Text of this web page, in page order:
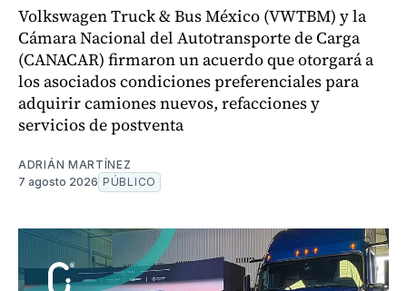
Volkswagen Truck & Bus México (VWTBM) y la
Cámara Nacional del Autotransporte de Carga
(CANACAR) firmaron un acuerdo que otorgará a
los asociados condiciones preferenciales para
adquirir camiones nuevos, refacciones y
servicios de postventa
ADRIÁN MARTÍNEZ
7 agosto 2026 PÚBLICO